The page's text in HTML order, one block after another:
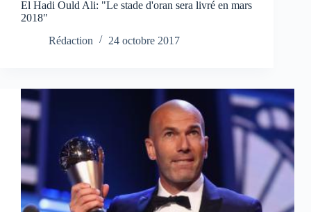
El Hadi Ould Ali: "Le stade d'oran sera livré en mars
2018"
Rédaction
24 octobre 2017